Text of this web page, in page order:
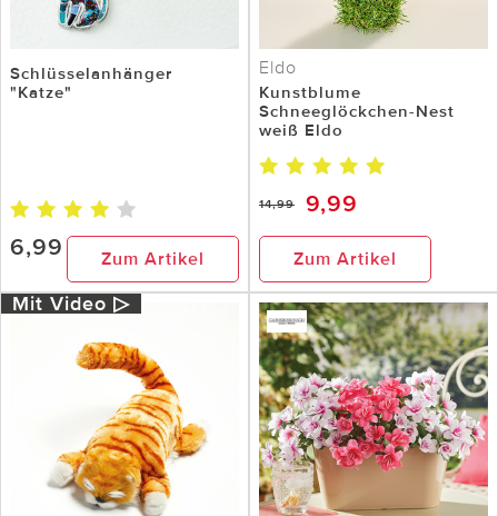
Schlüsselanhänger
"Katze"
6,99 Zum Artikel
Eldo
Kunstblume
Schneeglöckchen-Nest
weiß Eldo
14,99 9,99
Zum Artikel
Mit Video ▷